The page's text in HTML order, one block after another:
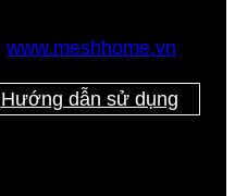
www.meshhome.vn
Hướng dẫn sử dụng